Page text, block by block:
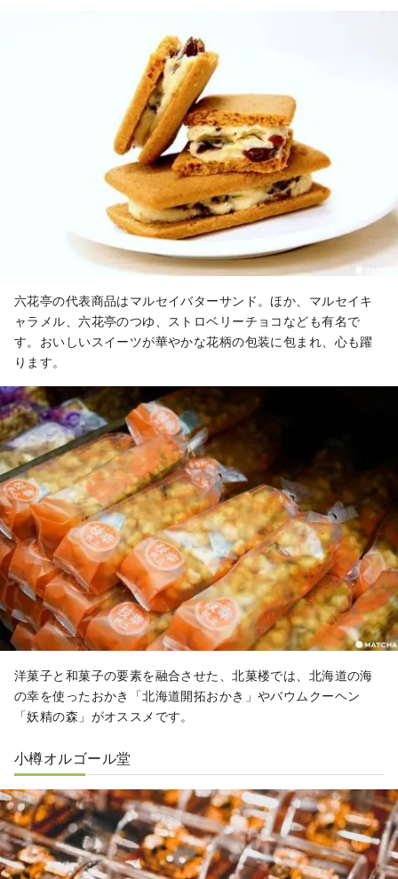
六花亭の代表商品はマルセイバターサンド。ほか、マルセイキ
ャラメル、六花亭のつゆ、ストロベリーチョコなども有名で
す。おいしいスイーツが華やかな花柄の包装に包まれ、心も躍
ります。
洋菓子と和菓子の要素を融合させた、北菓楼では、北海道の海
の幸を使ったおかき「北海道開拓おかき」やバウムクーヘン
「妖精の森」がオススメです。
小樽オルゴール堂